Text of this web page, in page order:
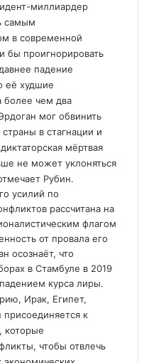
миллиардер
самым
в современной
бы проигнорировать
падение
её худшие
более чем два
мог обвинить
в стагнации и
мёртвая
не может уклоняться
Рубин.
усилий по
рассчитана на
флагом
от провала его
осознаёт, что
в Стамбуле в 2019
курса лиры.
Ирак, Египет,
к
которые
чтобы отвлечь